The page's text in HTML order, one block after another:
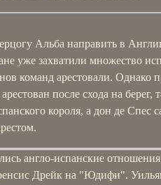
Альба направить в
уже захватили множество
команд арестовали.
после схода на
короля, а дон де Спес
англо-испанские
Дрейк на "Юдифи".